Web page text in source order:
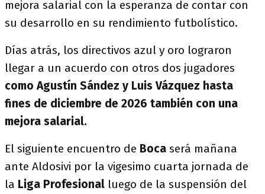
mejora salarial con la esperanza de contar con
su desarrollo en su rendimiento futbolístico.
Días atrás, los directivos azul y oro lograron
llegar a un acuerdo con otros dos jugadores
como Agustín Sández y Luis Vázquez hasta
fines de diciembre de 2026 también con una
mejora salarial.
El siguiente encuentro de Boca será mañana
ante Aldosivi por la vigesimo cuarta jornada de
la Liga Profesional luego de la suspensión del